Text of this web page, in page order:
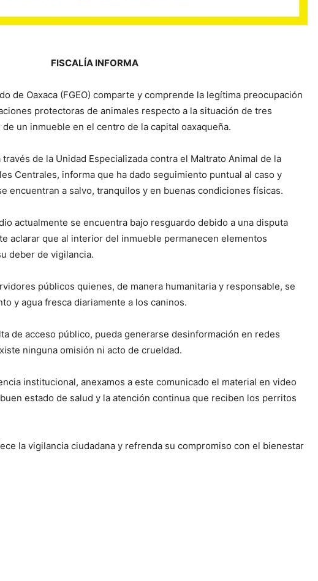
FISCALÍA INFORMA
de Oaxaca (FGEO) comparte y comprende la legítima preocupación
protectoras de animales respecto a la situación de tres
un inmueble en el centro de la capital oaxaqueña.
de la Unidad Especializada contra el Maltrato Animal de la
Centrales, informa que ha dado seguimiento puntual al caso y
encuentran a salvo, tranquilos y en buenas condiciones físicas.
actualmente se encuentra bajo resguardo debido a una disputa
aclarar que al interior del inmueble permanecen elementos
deber de vigilancia.
públicos quienes, de manera humanitaria y responsable, se
y agua fresca diariamente a los caninos.
de acceso público, pueda generarse desinformación en redes
ninguna omisión ni acto de crueldad.
institucional, anexamos a este comunicado el material en video
estado de salud y la atención continua que reciben los perritos
la vigilancia ciudadana y refrenda su compromiso con el bienestar